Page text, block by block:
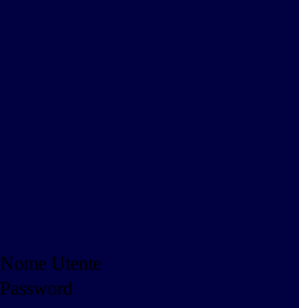
Nome Utente
Password